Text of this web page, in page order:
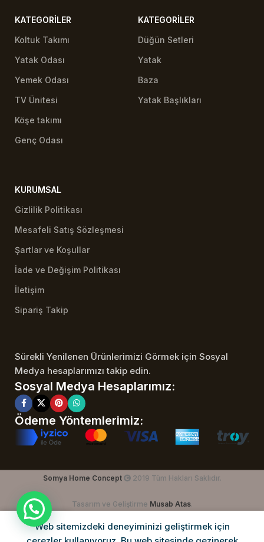
KATEGORILER
Koltuk Takımı
Yatak Odası
Yemek Odası
TV Ünitesi
Köşe takımı
Genç Odası
KATEGORILER
Düğün Setleri
Yatak
Baza
Yatak Başlıkları
KURUMSAL
Gizlilik Politikası
Mesafeli Satış Sözleşmesi
Şartlar ve Koşullar
İade ve Değişim Politikası
İletişim
Sipariş Takip
Sürekli Yenilenen Ürünlerimizi Görmek için Sosyal
Medya hesaplarımızı takip edin.
Sosyal Medya Hesaplarımız:
Ödeme Yöntemlerimiz:
Somya Home Concept 2019 Tüm Hakları Saklıdır.
Tasarım ve Geliştirme Musab Atas.
Web sitemizdeki deneyiminizi geliştirmek için